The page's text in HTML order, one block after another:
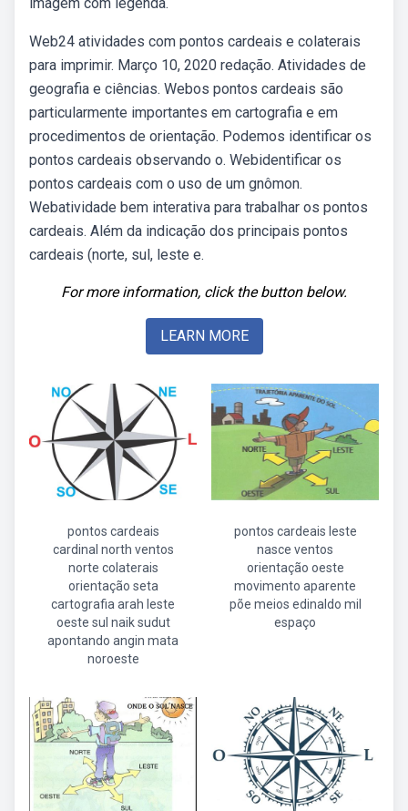
Web24 atividades com pontos cardeais e colaterais
para imprimir. Março 10, 2020 redação. Atividades de
geografia e ciências. Webos pontos cardeais são
particularmente importantes em cartografia e em
procedimentos de orientação. Podemos identificar os
pontos cardeais observando o. Webidentificar os
pontos cardeais com o uso de um gnômon.
Webatividade bem interativa para trabalhar os pontos
cardeais. Além da indicação dos principais pontos
cardeais (norte, sul, leste e.
For more information, click the button below.
LEARN MORE
pontos cardeais
cardinal north ventos
norte colaterais
orientação seta
cartografia arah leste
oeste sul naik sudut
apontando angin mata
noroeste
pontos cardeais leste
nasce ventos
orientação oeste
movimento aparente
põe meios edinaldo mil
espaço